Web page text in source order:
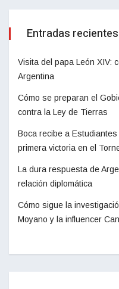
Entradas recientes
Visita del papa León XIV:
Argentina
Cómo se preparan el
contra la Ley de Tierras
Boca recibe a
primera victoria en el
La dura respuesta de
relación diplomática
Cómo sigue la
Moyano y la influencer